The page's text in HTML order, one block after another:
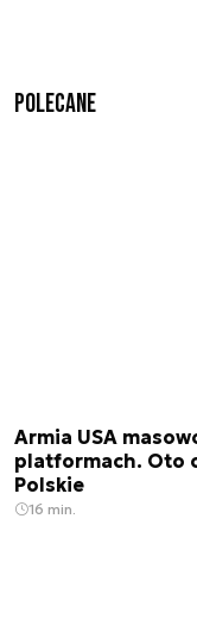
Polecane
Armia USA
platformach. Oto
Polskie
16 min.